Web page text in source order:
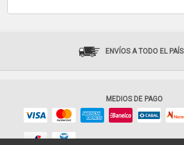
ENVÍOS A TODO EL PAÍS
MEDIOS DE PAGO